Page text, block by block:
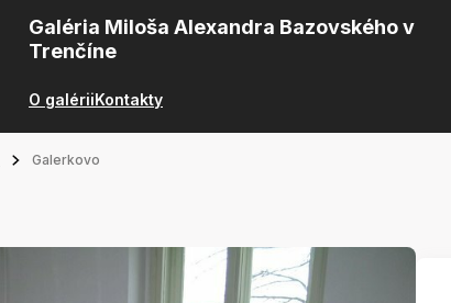
Galéria Miloša Alexandra Bazovského v
Trenčíne
O galériiKontakty
Galerkovo